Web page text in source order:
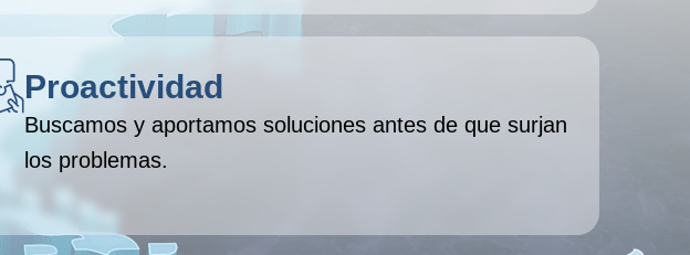
Proactividad
Buscamos y aportamos soluciones antes de que surjan
los problemas.